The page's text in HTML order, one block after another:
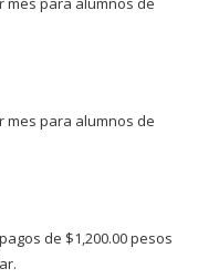
mes para alumnos de
de $1,200.00 pesos